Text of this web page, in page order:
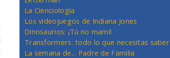
La Cienciología
Los videojuegos de Indiana Jones
Dinosaurios: ¡Tú no mami!
Transformers: todo lo que necesitas saber
La semana de... Padre de Familia